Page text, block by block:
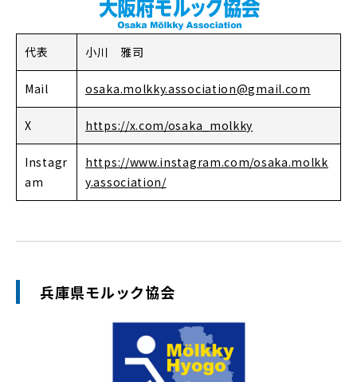
代表 小川 雅司
Mail osaka.molkky.association@gmail.com
X https://x.com/osaka_molkky
Instagr
am
https://www.instagram.com/osaka.molkk
y.association/
兵庫県モルック協会